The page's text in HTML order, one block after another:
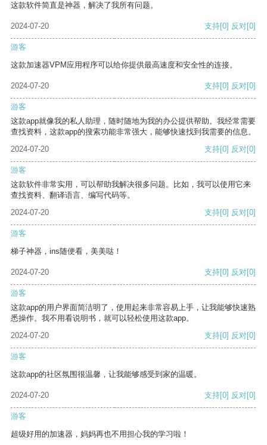
这款软件简直是神器，解决了我所有问题。
2024-07-20 支持[0] 反对[0]
游客
这款加速器VPM应用程序可以给你提供最高速度和安全性的连接。
2024-07-20 支持[0] 反对[0]
游客
这款app就像我的私人助理，随时随地为我的办公提供帮助。我经常需要
查找资料，这款app的搜索功能非常强大，能够快速找到我需要的信息。
2024-07-20
支持[0] 反对[0]
游客
这款软件非常实用，可以帮助我解决很多问题。比如，我可以使用它来
查找资料、翻译语言、编写代码等。
2024-07-20
支持[0] 反对[0]
游客
梯子神器，ins随便看，美美哒！
2024-07-20 支持[0] 反对[0]
游客
这款app的用户界面简洁明了，使用起来非常容易上手，让我能够快速熟
悉操作。我不用看说明书，就可以轻松使用这款app。
2024-07-20
支持[0] 反对[0]
游客
这款app的社区氛围很温馨，让我能够感受到家的温暖。
2024-07-20 支持[0] 反对[0]
游客
超级好用的加速器，妈妈再也不用担心我的学习啦！